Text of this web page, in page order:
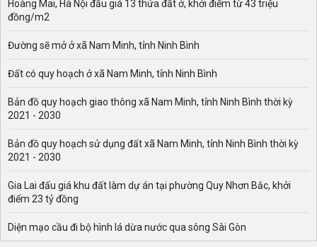
Thời gian cúp điện: Cung cấp chi tiết ngày, giờ bắt đầu và
kết thúc của từng đợt ngừng điện, giúp người dân dễ
Khu vực ảnh hưởng: Liệt kê cụ thể các khu vực và tuyến
đường trong xã Đức Hoà bị tác động.
Nguyên nhân mất điện: Bảo trì, nâng cấp hệ thống, sự cố
kỹ thuật hoặc biện pháp điều tiết phụ tải trong giờ cao
điểm.
chuẩn bị nguồn điện dự phòng, bảo quản thực phẩm an
toàn, hay sắp xếp lại kế hoạch sản xuất để giảm thiểu tác
Tổng quan về tình hình cung cấp điện tại xã Đức Hoà
Xã Đức Hoà thuộc tỉnh Tây Ninh, có hệ thống cung cấp
Hoàng Mai, Hà Nội đấu giá 13 thửa đất ở, khởi điểm từ 43 triệu
đồng/m2
Đường sẽ mở ở xã Nam Minh, tỉnh Ninh Bình
Đất có quy hoạch ở xã Nam Minh, tỉnh Ninh Bình
Bản đồ quy hoạch giao thông xã Nam Minh, tỉnh Ninh Bình thời kỳ
2021 - 2030
Bản đồ quy hoạch sử dụng đất xã Nam Minh, tỉnh Ninh Bình thời kỳ
2021 - 2030
Gia Lai đấu giá khu đất làm dự án tại phường Quy Nhơn Bắc, khởi
điểm 23 tỷ đồng
Diện mạo cầu đi bộ hình lá dừa nước qua sông Sài Gòn